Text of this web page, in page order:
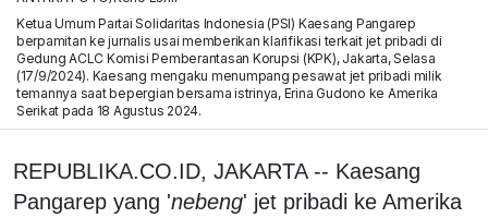
Ketua Umum Partai Solidaritas Indonesia (PSI) Kaesang Pangarep
berpamitan ke jurnalis usai memberikan klarifikasi terkait jet pribadi di
Gedung ACLC Komisi Pemberantasan Korupsi (KPK), Jakarta, Selasa
(17/9/2024). Kaesang mengaku menumpang pesawat jet pribadi milik
temannya saat bepergian bersama istrinya, Erina Gudono ke Amerika
Serikat pada 18 Agustus 2024.
REPUBLIKA.CO.ID, JAKARTA -- Kaesang
Pangarep yang 'nebeng' jet pribadi ke Amerika